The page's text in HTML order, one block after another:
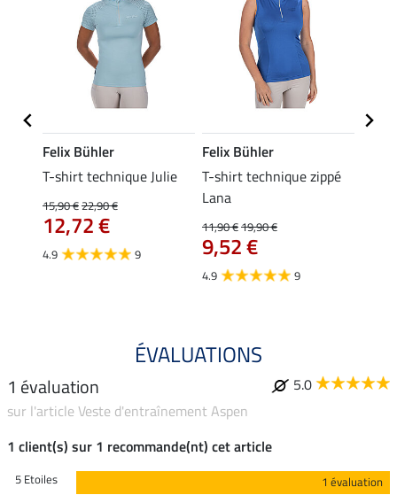
Felix Bühler
T-shirt technique Julie
15,90 €22,90 €
12,72 €
4.9 9
Felix Bühler
T-shirt technique zippé
Lana
11,90 €19,90 €
9,52 €
4.9 9
ÉVALUATIONS
1 évaluation
5.0
sur l'article Veste d'entraînement Aspen
1 client(s) sur 1 recommande(nt) cet article
5 Etoiles
1 évaluation